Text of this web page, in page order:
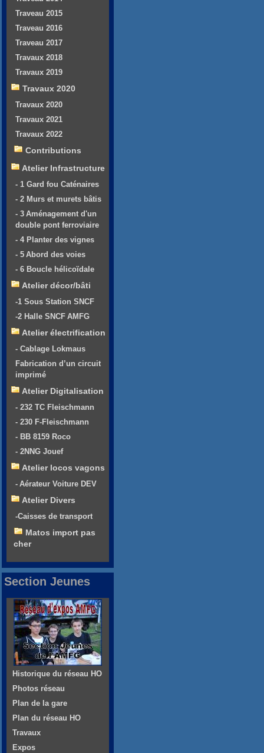
Traveau 2015
Traveau 2016
Traveau 2017
Travaux 2018
Travaux 2019
Travaux 2020
Travaux 2020
Travaux 2021
Travaux 2022
Contributions
Atelier Infrastructure
- 1 Gard fou Caténaires
- 2 Murs et murets bâtis
- 3 Aménagement d'un
double pont ferroviaire
- 4 Planter des vignes
- 5 Abord des voies
- 6 Boucle hélicoïdale
Atelier décor/bâti
-1 Sous Station SNCF
-2 Halle SNCF AMFG
Atelier électrification
- Cablage Lokmaus
Fabrication d’un circuit
imprimé
Atelier Digitalisation
- 232 TC Fleischmann
- 230 F-Fleischmann
- BB 8159 Roco
- 2NNG Jouef
Atelier locos vagons
- Aérateur Voiture DEV
Atelier Divers
-Caisses de transport
Matos import pas
cher
Section Jeunes
Historique du réseau HO
Photos réseau
Plan de la gare
Plan du réseau HO
Travaux
Expos